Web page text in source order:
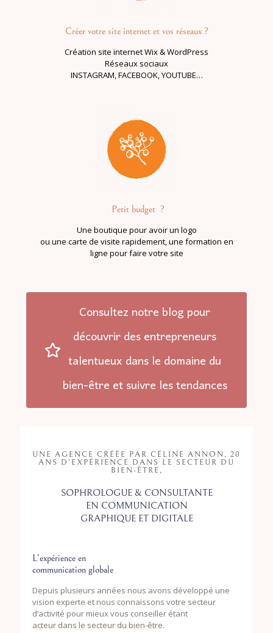
Créer votre site internet et vos réseaux?
Création site internet Wix & WordPress
Réseaux sociaux
INSTAGRAM, FACEBOOK, YOUTUBE…
Petit budget ?
Une boutique pour avoir un logo
ou une carte de visite rapidement, une formation en
ligne pour faire votre site
Consultez notre blog pour
découvrir des entrepreneurs
talentueux dans le domaine du
bien-être et suivre les tendances
UNE AGENCE CRÉÉE PAR CÉLINE ANNON, 20
ANS D’EXPÉRIENCE DANS LE SECTEUR DU
BIEN-ÊTRE,
SOPHROLOGUE & CONSULTANTE
EN COMMUNICATION
GRAPHIQUE ET DIGITALE
L’expérience en
communication globale
Depuis plusieurs années nous avons développé une
vision experte et nous connaissons votre secteur
d’activité pour mieux vous conseiller étant
acteur dans le secteur du bien-être.